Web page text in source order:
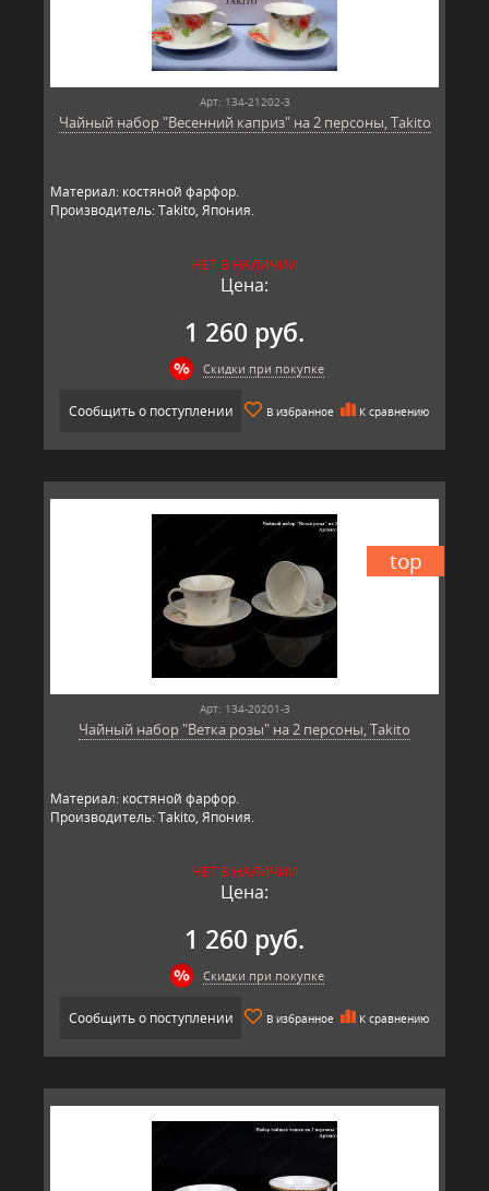
Арт: 134-21202-3
Чайный набор "Весенний каприз" на 2 персоны, Takito
Материал: костяной фарфор.
Производитель: Takito, Япония.
НЕТ В НАЛИЧИИ
Цена:
1 260 руб.
Скидки при покупке
Сообщить о поступлении В избранное К сравнению
top
Арт: 134-20201-3
Чайный набор "Ветка розы" на 2 персоны, Takito
Материал: костяной фарфор.
Производитель: Takito, Япония.
НЕТ В НАЛИЧИИ
Цена:
1 260 руб.
Скидки при покупке
Сообщить о поступлении В избранное К сравнению